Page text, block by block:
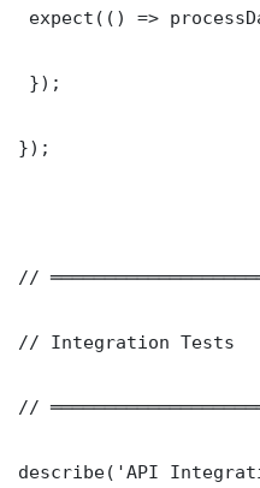
expect(() =>
});
});
//
// Integration Tests
//
describe('API